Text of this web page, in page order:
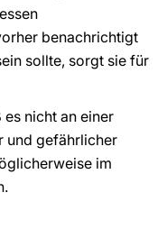
benachrichtigt
sollte, sorgt sie für
nicht an einer
und gefährlicher
im